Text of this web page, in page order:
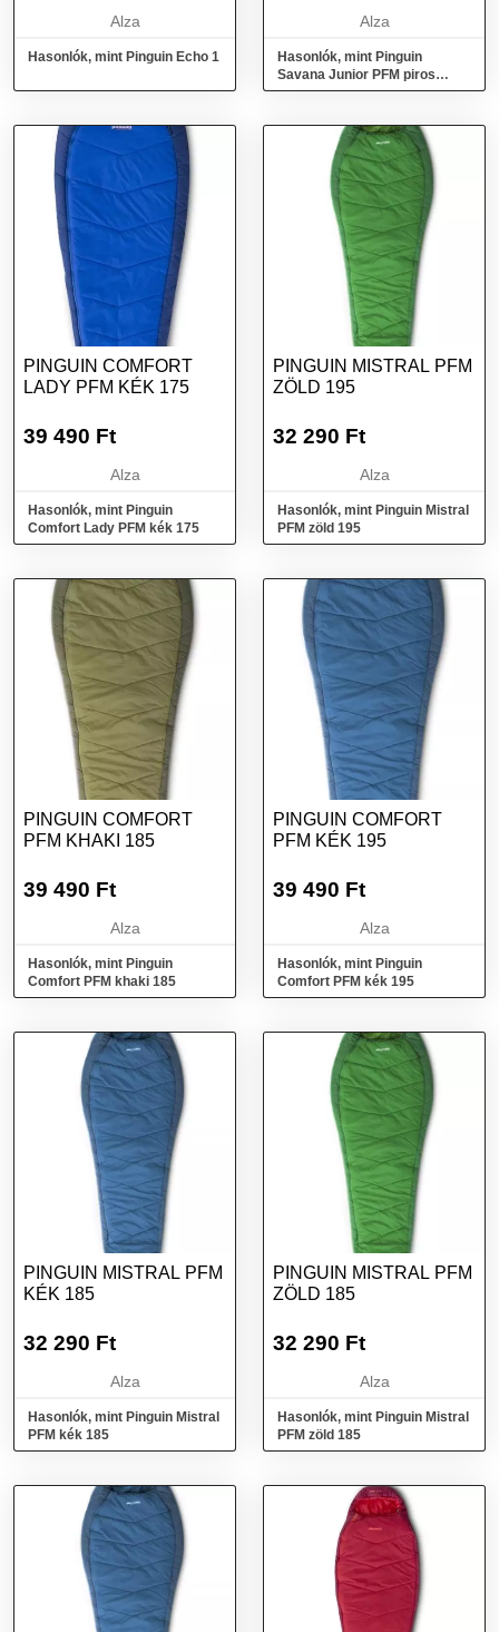
Alza
Hasonlók, mint Pinguin Echo 1
Alza
Hasonlók, mint Pinguin
Savana Junior PFM piros
150/L
PINGUIN COMFORT
LADY PFM KÉK 175
39 490 Ft
Alza
Hasonlók, mint Pinguin
Comfort Lady PFM kék 175
PINGUIN MISTRAL PFM
ZÖLD 195
32 290 Ft
Alza
Hasonlók, mint Pinguin Mistral
PFM zöld 195
PINGUIN COMFORT
PFM KHAKI 185
39 490 Ft
Alza
Hasonlók, mint Pinguin
Comfort PFM khaki 185
PINGUIN COMFORT
PFM KÉK 195
39 490 Ft
Alza
Hasonlók, mint Pinguin
Comfort PFM kék 195
PINGUIN MISTRAL PFM
KÉK 185
32 290 Ft
Alza
Hasonlók, mint Pinguin Mistral
PFM kék 185
PINGUIN MISTRAL PFM
ZÖLD 185
32 290 Ft
Alza
Hasonlók, mint Pinguin Mistral
PFM zöld 185